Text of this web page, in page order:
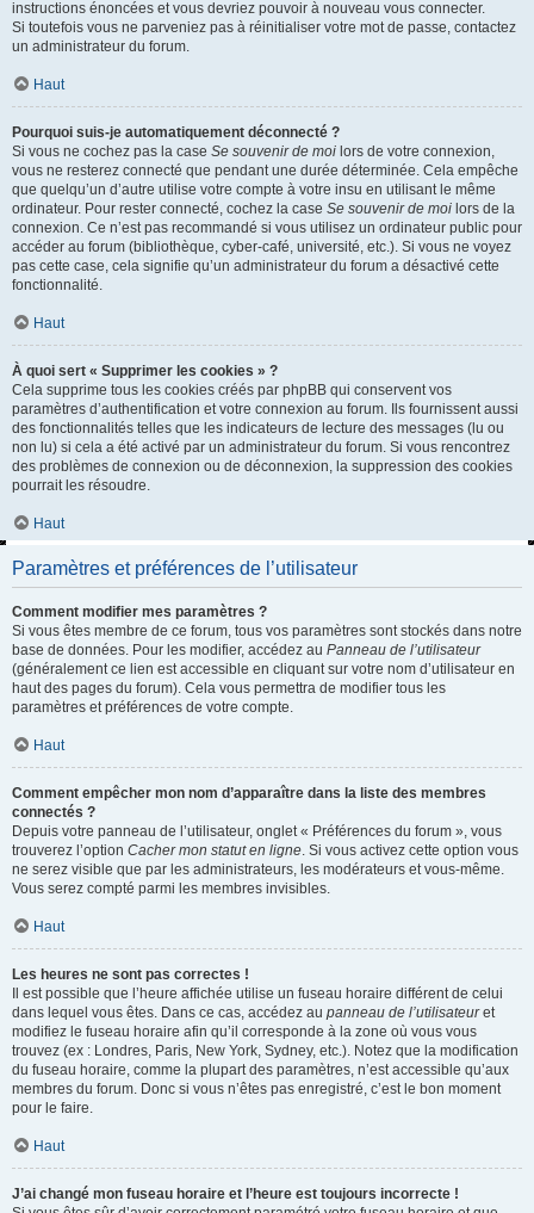
instructions énoncées et vous devriez pouvoir à nouveau vous connecter.
Si toutefois vous ne parveniez pas à réinitialiser votre mot de passe, contactez
un administrateur du forum.
Haut
Pourquoi suis-je automatiquement déconnecté ?
Si vous ne cochez pas la case Se souvenir de moi lors de votre connexion,
vous ne resterez connecté que pendant une durée déterminée. Cela empêche
que quelqu’un d’autre utilise votre compte à votre insu en utilisant le même
ordinateur. Pour rester connecté, cochez la case Se souvenir de moi lors de la
connexion. Ce n’est pas recommandé si vous utilisez un ordinateur public pour
accéder au forum (bibliothèque, cyber-café, université, etc.). Si vous ne voyez
pas cette case, cela signifie qu’un administrateur du forum a désactivé cette
fonctionnalité.
Haut
À quoi sert « Supprimer les cookies » ?
Cela supprime tous les cookies créés par phpBB qui conservent vos
paramètres d’authentification et votre connexion au forum. Ils fournissent aussi
des fonctionnalités telles que les indicateurs de lecture des messages (lu ou
non lu) si cela a été activé par un administrateur du forum. Si vous rencontrez
des problèmes de connexion ou de déconnexion, la suppression des cookies
pourrait les résoudre.
Haut
Paramètres et préférences de l’utilisateur
Comment modifier mes paramètres ?
Si vous êtes membre de ce forum, tous vos paramètres sont stockés dans notre
base de données. Pour les modifier, accédez au Panneau de l’utilisateur
(généralement ce lien est accessible en cliquant sur votre nom d’utilisateur en
haut des pages du forum). Cela vous permettra de modifier tous les
paramètres et préférences de votre compte.
Haut
Comment empêcher mon nom d’apparaître dans la liste des membres
connectés ?
Depuis votre panneau de l’utilisateur, onglet « Préférences du forum », vous
trouverez l’option Cacher mon statut en ligne. Si vous activez cette option vous
ne serez visible que par les administrateurs, les modérateurs et vous-même.
Vous serez compté parmi les membres invisibles.
Haut
Les heures ne sont pas correctes !
Il est possible que l’heure affichée utilise un fuseau horaire différent de celui
dans lequel vous êtes. Dans ce cas, accédez au panneau de l’utilisateuret
modifiez le fuseau horaire afin qu’il corresponde à la zone où vous vous
trouvez (ex : Londres, Paris, New York, Sydney, etc.). Notez que la modification
du fuseau horaire, comme la plupart des paramètres, n’est accessible qu’aux
membres du forum. Donc si vous n’êtes pas enregistré, c’est le bon moment
pour le faire.
Haut
J’ai changé mon fuseau horaire et l’heure est toujours incorrecte !